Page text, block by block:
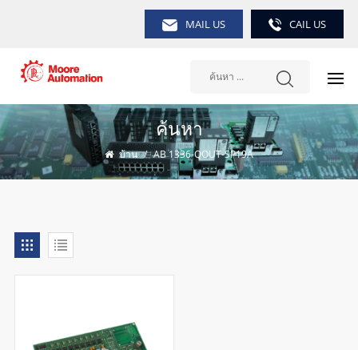
MAIL US CAIL US
ค้นหา
บ้าน / AB 1336-QOUT-SP19A